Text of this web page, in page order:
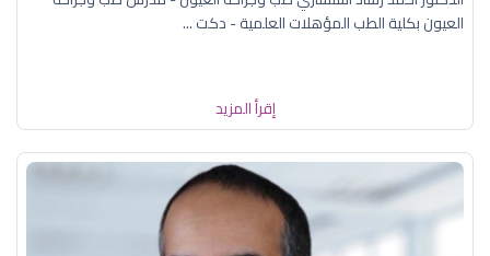
العيون بكلية الطب المؤهلات العلمية - دكت ...
إقرأ المزيد